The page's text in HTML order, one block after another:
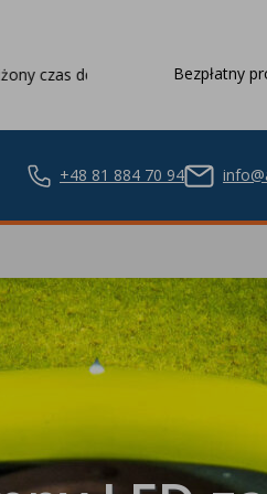
3 dni robocze Bezpłatny
+48 81 884 70 94